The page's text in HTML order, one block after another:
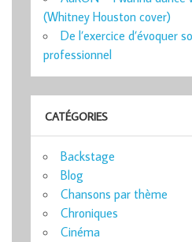
(Whitney Houston cover)
De l’exercice d’évoquer
professionnel
CATÉGORIES
Backstage
Blog
Chansons par thème
Chroniques
Cinéma